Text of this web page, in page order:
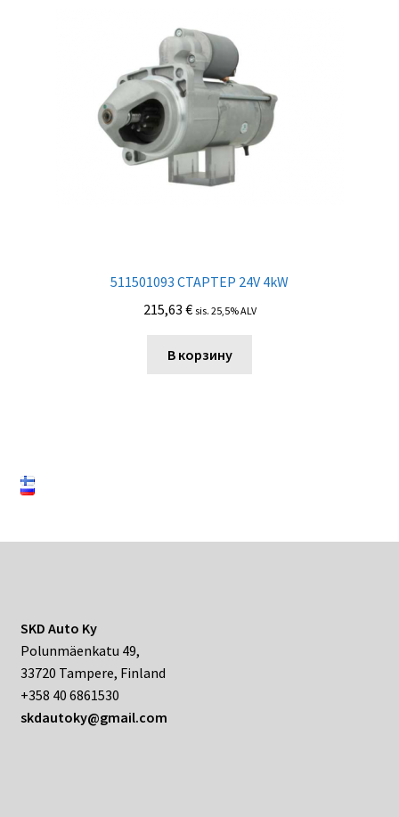
511501093 СТАРТЕР 24V 4kW
215,63 € sis. 25,5% ALV
В корзину
SKD Auto Ky
Polunmäenkatu 49,
33720 Tampere, Finland
+358 40 6861530
skdautoky@gmail.com